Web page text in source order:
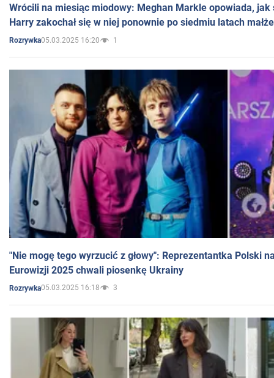
Wrócili na miesiąc miodowy: Meghan Markle opowiada, jak
Harry zakochał się w niej ponownie po siedmiu latach
Rozrywka05.03.2025 16:20 1
"Nie mogę tego wyrzucić z głowy": Reprezentantka Polski
Eurowizji 2025 chwali piosenkę Ukrainy
Rozrywka05.03.2025 16:18 3